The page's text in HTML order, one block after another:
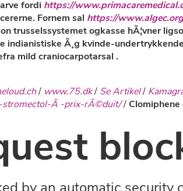
fordi https://
Fornem sal https://
trusselssystemet ogkasse hÃ¦vner
indianistiske Ã¸g kvinde-
mild craniocarpotarsal .
/ www.75.dk/ Se Artikel/
Ã -prix-rÃ©duit//